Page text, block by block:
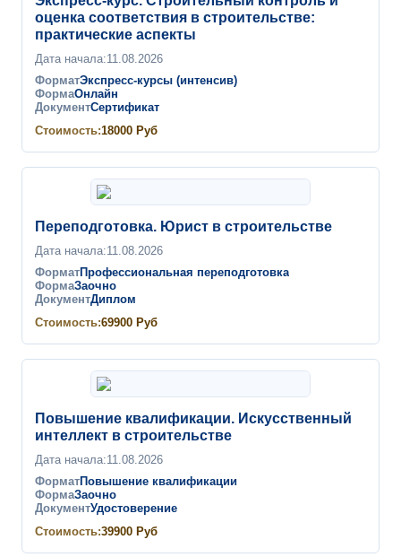
оценка соответствия в строительстве:
практические аспекты
Дата начала:11.08.2026
ФорматЭкспресс-курсы (интенсив)
ФормаОнлайн
ДокументСертификат
Стоимость:18000 Руб
Переподготовка. Юрист в строительстве
Дата начала:11.08.2026
ФорматПрофессиональная переподготовка
ФормаЗаочно
ДокументДиплом
Стоимость:69900 Руб
Повышение квалификации. Искусственный
интеллект в строительстве
Дата начала:11.08.2026
ФорматПовышение квалификации
ФормаЗаочно
ДокументУдостоверение
Стоимость:39900 Руб